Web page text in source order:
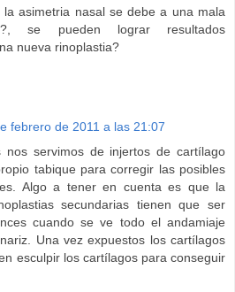
asimetria nasal se debe a una mala
se pueden lograr resultados
nueva rinoplastia?
febrero de 2011 a las 21:07
nos servimos de injertos de cartílago
tabique para corregir las posibles
Algo a tener en cuenta es que la
secundarias tienen que ser
cuando se ve todo el andamiaje
Una vez expuestos los cartílagos
esculpir los cartílagos para conseguir